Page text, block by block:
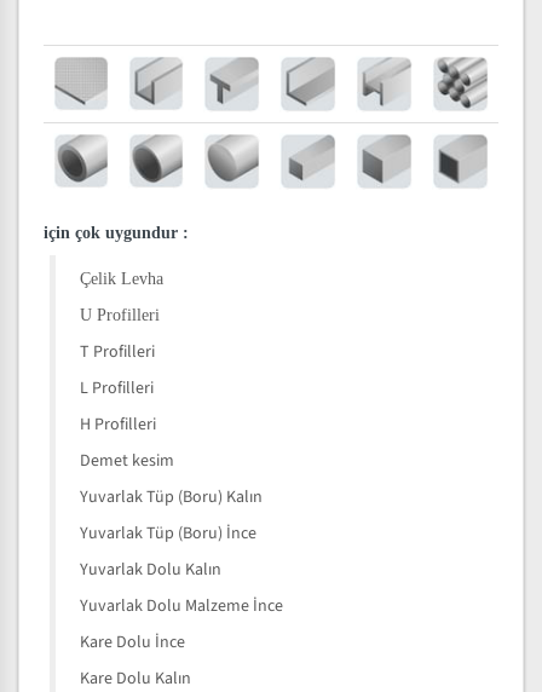
için çok uygundur :
Çelik Levha
U Profilleri
T Profilleri
L Profilleri
H Profilleri
Demet kesim
Yuvarlak Tüp (Boru) Kalın
Yuvarlak Tüp (Boru) İnce
Yuvarlak Dolu Kalın
Yuvarlak Dolu Malzeme İnce
Kare Dolu İnce
Kare Dolu Kalın